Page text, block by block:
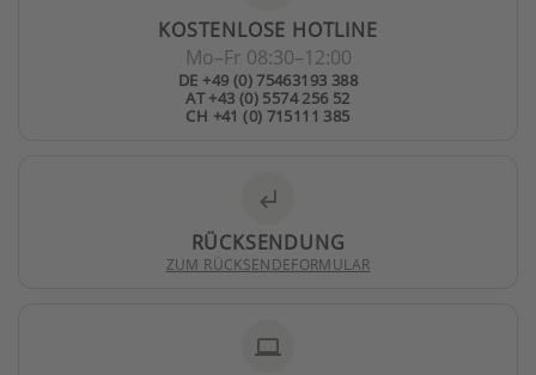
KOSTENLOSE HOTLINE
Mo–Fr 08:30–12:00
DE +49 (0) 75463193 388
AT +43 (0) 5574 256 52
CH +41 (0) 715111 385
subdirectory_arrow_left
RÜCKSENDUNG
ZUM RÜCKSENDEFORMULAR
laptop